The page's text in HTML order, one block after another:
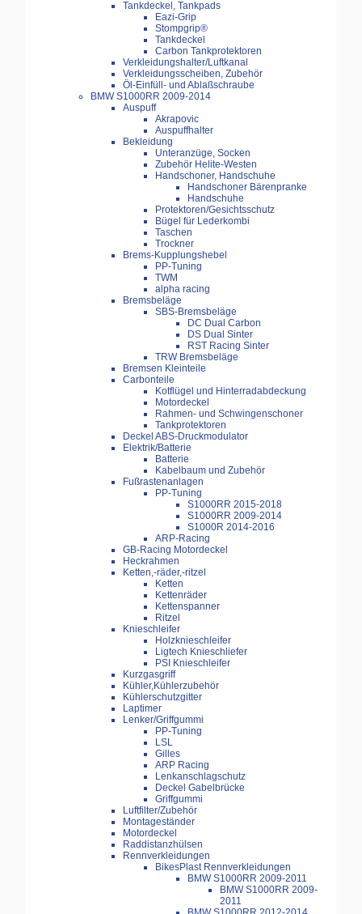
Tankdeckel, Tankpads
Eazi-Grip
Stompgrip®
Tankdeckel
Carbon Tankprotektoren
Verkleidungshalter/Luftkanal
Verkleidungsscheiben, Zubehör
Öl-Einfüll- und Ablaßschraube
BMW S1000RR 2009-2014
Auspuff
Akrapovic
Auspuffhalter
Bekleidung
Unteranzüge, Socken
Zubehör Helite-Westen
Handschoner, Handschuhe
Handschoner Bärenpranke
Handschuhe
Protektoren/Gesichtsschutz
Bügel für Lederkombi
Taschen
Trockner
Brems-Kupplungshebel
PP-Tuning
TWM
alpha racing
Bremsbeläge
SBS-Bremsbeläge
DC Dual Carbon
DS Dual Sinter
RST Racing Sinter
TRW Bremsbeläge
Bremsen Kleinteile
Carbonteile
Kotflügel und Hinterradabdeckung
Motordeckel
Rahmen- und Schwingenschoner
Tankprotektoren
Deckel ABS-Druckmodulator
Elektrik/Batterie
Batterie
Kabelbaum und Zubehör
Fußrastenanlagen
PP-Tuning
S1000RR 2015-2018
S1000RR 2009-2014
S1000R 2014-2016
ARP-Racing
GB-Racing Motordeckel
Heckrahmen
Ketten,-räder,-ritzel
Ketten
Kettenräder
Kettenspanner
Ritzel
Knieschleifer
Holzknieschleifer
Ligtech Knieschliefer
PSI Knieschleifer
Kurzgasgriff
Kühler,Kühlerzubehör
Kühlerschutzgitter
Laptimer
Lenker/Griffgummi
PP-Tuning
LSL
Gilles
ARP Racing
Lenkanschlagschutz
Deckel Gabelbrücke
Griffgummi
Luftfilter/Zubehör
Montageständer
Motordeckel
Raddistanzhülsen
Rennverkleidungen
BikesPlast Rennverkleidungen
BMW S1000RR 2009-2011
BMW S1000RR 2009-
2011